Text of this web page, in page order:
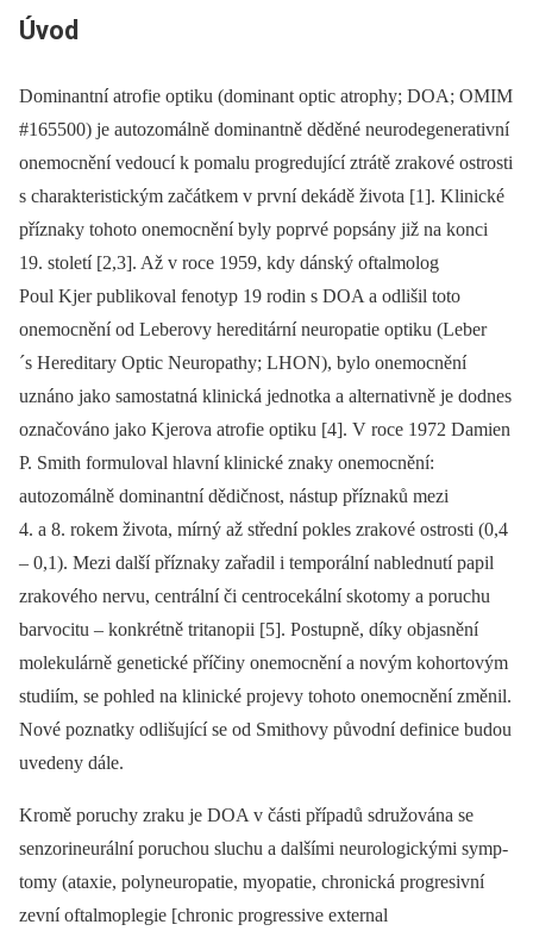
Úvod
Dominantní atrofie optiku (dominant optic atrophy; DOA; OMIM
#165500) je autozomálně dominantně děděné neurodegenerativní
onemocnění vedoucí k pomalu progredující ztrátě zrakové ostrosti
s charakteristickým začátkem v první dekádě života [1]. Klinické
příznaky tohoto onemocnění byly poprvé popsány již na konci
19. století [2,3]. Až v roce 1959, kdy dánský oftalmolog
Poul Kjer publikoval fenotyp 19 rodin s DOA a odlišil toto
onemocnění od Leberovy hereditární neuropatie optiku (Leber
´s Hereditary Optic Neuropathy; LHON), bylo onemocnění
uznáno jako samostatná klinická jednotka a alternativně je dodnes
označováno jako Kjerova atrofie optiku [4]. V roce 1972 Damien
P. Smith formuloval hlavní klinické znaky onemocnění:
autozomálně dominantní dědičnost, nástup příznaků mezi
4. a 8. rokem života, mírný až střední pokles zrakové ostrosti (0,4
–⁠ 0,1). Mezi další příznaky zařadil i temporální nablednutí papil
zrakového nervu, centrální či centrocekální skotomy a poruchu
barvocitu –⁠ konkrétně tritanopii [5]. Postupně, díky objasnění
molekulárně genetické příčiny onemocnění a novým kohortovým
studiím, se pohled na klinické projevy tohoto onemocnění změnil.
Nové poznatky odlišující se od Smithovy původní definice budou
uvedeny dále.
Kromě poruchy zraku je DOA v části případů sdružována se
senzorineurální poruchou sluchu a dalšími neurologickými symp­
tomy (ataxie, polyneuropatie, myopatie, chronická progresivní
zevní oftalmoplegie [chronic progressive external